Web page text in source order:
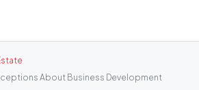
About Business Development